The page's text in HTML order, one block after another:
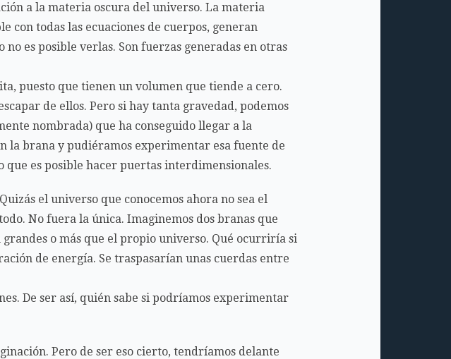
a la materia oscura del universo. La materia
con todas las ecuaciones de cuerpos, generan
es posible verlas. Son fuerzas generadas en otras
puesto que tienen un volumen que tiende a cero.
de ellos. Pero si hay tanta gravedad, podemos
nombrada) que ha conseguido llegar a la
la brana y pudiéramos experimentar esa fuente de
que es posible hacer puertas interdimensionales.
el universo que conocemos ahora no sea el
No fuera la única. Imaginemos dos branas que
o más que el propio universo. Qué ocurriría si
de energía. Se traspasarían unas cuerdas entre
De ser así, quién sabe si podríamos experimentar
Pero de ser eso cierto, tendríamos delante